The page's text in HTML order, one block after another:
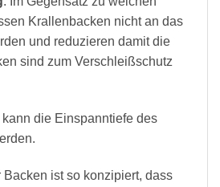
Krallenbacken nicht an das
und reduzieren damit die
sind zum Verschleißschutz
die Einspanntiefe des
Backen ist so konzipiert, dass